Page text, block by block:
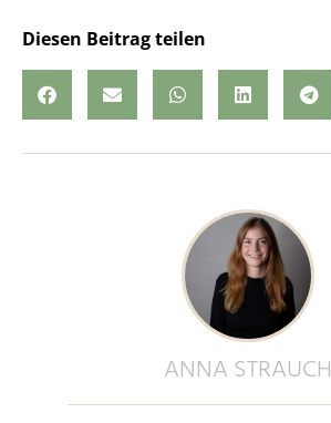
Diesen Beitrag teilen
ANNA STRAUCH